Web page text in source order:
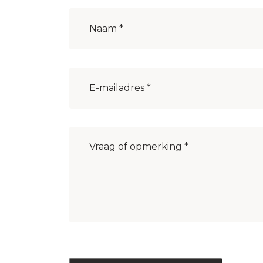
mailadres (Vereist)